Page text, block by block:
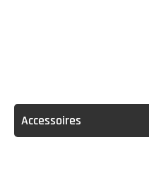
Accessoires